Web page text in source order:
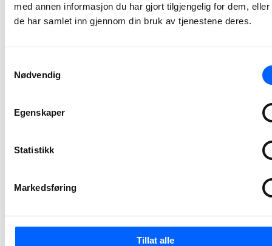
med annen informasjon du har gjort tilgjengelig for dem,
de har samlet inn gjennom din bruk av tjenestene deres.
Nødvendig
Egenskaper
Statistikk
Markedsføring
Tillat alle
NCC bygger
Bentsebrua
Sjøentreprenøren har inngått kontrakt med Kystverket for utdyping av innseilingen Maurholen ved Egersund i Rogaland.